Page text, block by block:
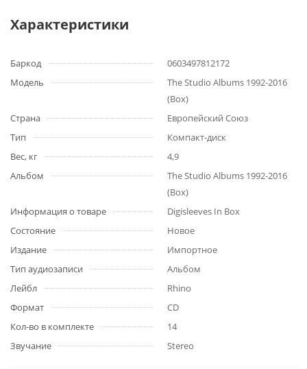
Характеристики
Баркод
0603497812172
Модель
The Studio Albums 1992-2016
(Box)
Страна
Европейский Союз
Тип
Компакт-диск
Вес, кг
4,9
Альбом
The Studio Albums 1992-2016
(Box)
Информация о товаре
Digisleeves In Box
Состояние
Новое
Издание
Импортное
Тип аудиозаписи
Альбом
Лейбл
Rhino
Формат
CD
Кол-во в комплекте
14
Звучание
Stereo